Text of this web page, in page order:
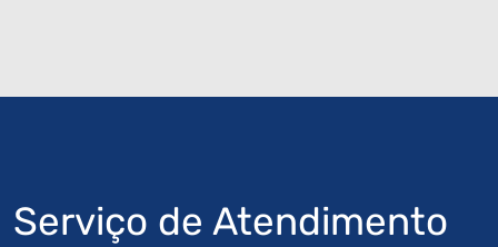
Serviço de Atendimento